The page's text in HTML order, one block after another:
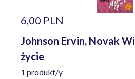
6,00 PLN
Johnson Ervin, Novak
życie
1 produkt/y